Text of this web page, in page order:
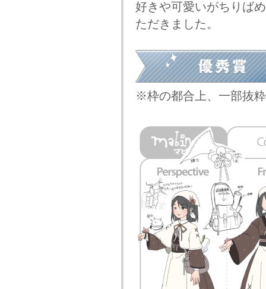
好きや可愛いがちりば
ただきました。
※枠の都合上、一部抜